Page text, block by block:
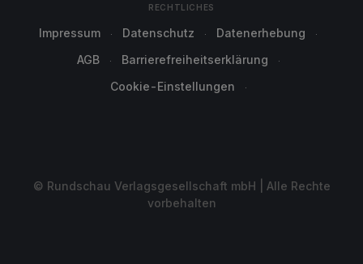
RECHTLICHES
Impressum Datenschutz
Datenerhebung
AGB
Barrierefreiheitserklärung
Cookie-Einstellungen
© Rundschau Verlagsgesellschaft mbH | Alle Rechte
vorbehalten